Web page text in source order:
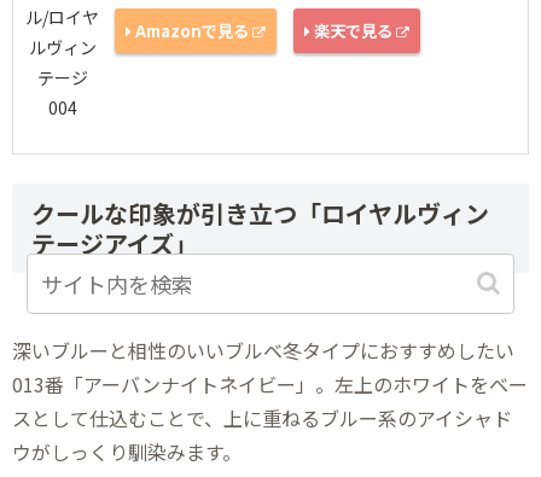
Amazonで見る 楽天で見る
クールな印象が引き立つ「ロイヤルヴィン
テージアイズ」
深いブルーと相性のいいブルベ冬タイプにおすすめしたい
013番「アーバンナイトネイビー」。左上のホワイトをベー
スとして仕込むことで、上に重ねるブルー系のアイシャド
ウがしっくり馴染みます。